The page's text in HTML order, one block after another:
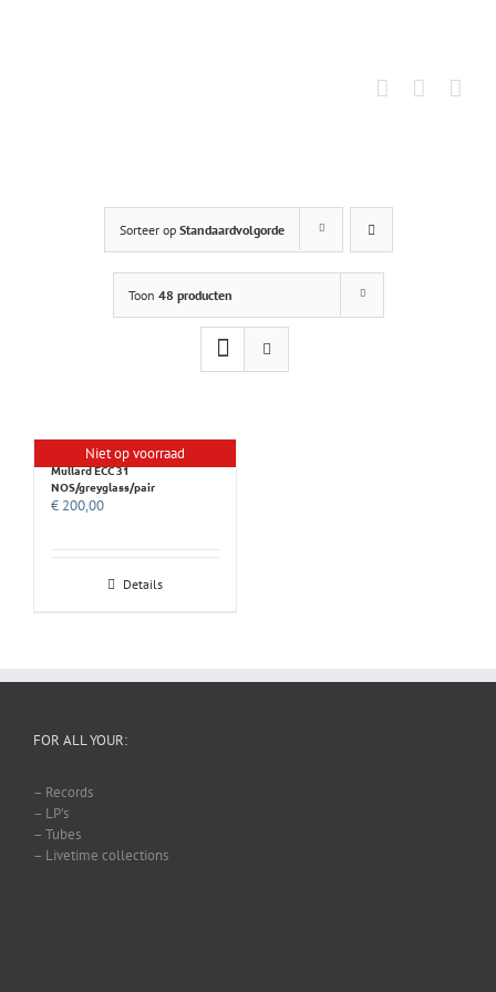
Sorteer op Standaardvolgorde
Toon 48 producten
Niet op voorraad
Mullard ECC 31
NOS/greyglass/pair
€ 200,00
Details
FOR ALL YOUR:
– Records
– LP’s
– Tubes
– Livetime collections